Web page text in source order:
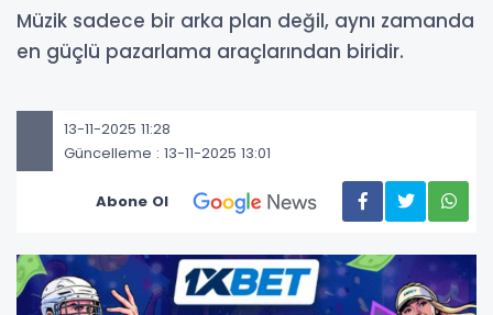
Müzik sadece bir arka plan değil, aynı zamanda
en güçlü pazarlama araçlarından biridir.
13-11-2025 11:28
Güncelleme : 13-11-2025 13:01
Abone Ol